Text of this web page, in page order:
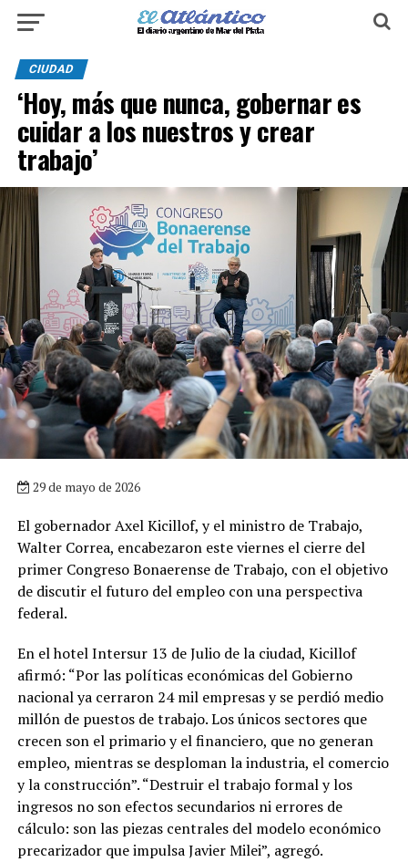
CIUDAD
‘Hoy, más que nunca, gobernar es
cuidar a los nuestros y crear
trabajo’
29 de mayo de 2026
El gobernador Axel Kicillof, y el ministro de Trabajo,
Walter Correa, encabezaron este viernes el cierre del
primer Congreso Bonaerense de Trabajo, con el objetivo
de discutir el futuro del empleo con una perspectiva
federal.
En el hotel Intersur 13 de Julio de la ciudad, Kicillof
afirmó: “Por las políticas económicas del Gobierno
nacional ya cerraron 24 mil empresas y se perdió medio
millón de puestos de trabajo. Los únicos sectores que
crecen son el primario y el financiero, que no generan
empleo, mientras se desploman la industria, el comercio
y la construcción”. “Destruir el trabajo formal y los
ingresos no son efectos secundarios ni errores de
cálculo: son las piezas centrales del modelo económico
precarizador que impulsa Javier Milei”, agregó.